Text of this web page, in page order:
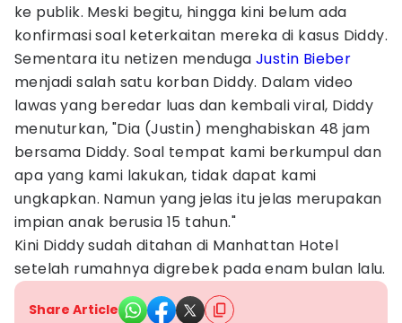
ke publik. Meski begitu, hingga kini belum ada
konfirmasi soal keterkaitan mereka di kasus Diddy.
Sementara itu netizen menduga Justin Bieber
menjadi salah satu korban Diddy. Dalam video
lawas yang beredar luas dan kembali viral, Diddy
menuturkan, "Dia (Justin) menghabiskan 48 jam
bersama Diddy. Soal tempat kami berkumpul dan
apa yang kami lakukan, tidak dapat kami
ungkapkan. Namun yang jelas itu jelas merupakan
impian anak berusia 15 tahun."
Kini Diddy sudah ditahan di Manhattan Hotel
setelah rumahnya digrebek pada enam bulan lalu.
Share Article